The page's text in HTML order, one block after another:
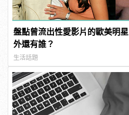
盤點曾流出性愛影片的歐美明
外還有誰？
生活話題